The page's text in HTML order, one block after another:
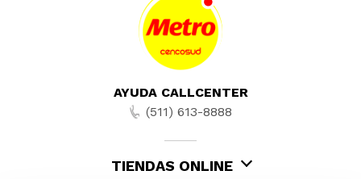
AYUDA CALLCENTER
(511) 613-8888
TIENDAS ONLINE